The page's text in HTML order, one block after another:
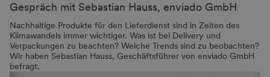
Gespräch mit Sebastian Hauss, enviado GmbH
Nachhaltige Produkte für den Lieferdienst sind in Zeiten des
Klimawandels immer wichtiger. Was ist bei Delivery und
Verpackungen zu beachten? Welche Trends sind zu beobachten?
Wir haben Sebastian Hauss, Geschäftsführer von enviado GmbH
befragt.